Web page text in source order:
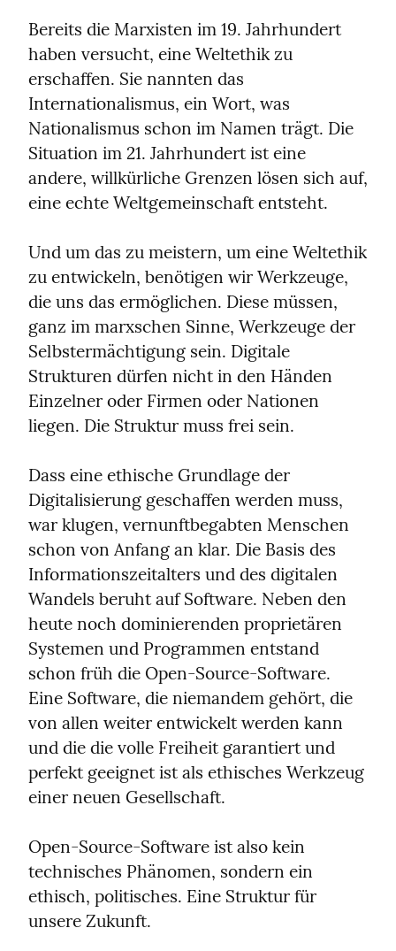
Bereits die Marxisten im 19. Jahrhundert
haben versucht, eine Weltethik zu
erschaffen. Sie nannten das
Internationalismus, ein Wort, was
Nationalismus schon im Namen trägt. Die
Situation im 21. Jahrhundert ist eine
andere, willkürliche Grenzen lösen sich auf,
eine echte Weltgemeinschaft entsteht.
Und um das zu meistern, um eine Weltethik
zu entwickeln, benötigen wir Werkzeuge,
die uns das ermöglichen. Diese müssen,
ganz im marxschen Sinne, Werkzeuge der
Selbstermächtigung sein. Digitale
Strukturen dürfen nicht in den Händen
Einzelner oder Firmen oder Nationen
liegen. Die Struktur muss frei sein.
Dass eine ethische Grundlage der
Digitalisierung geschaffen werden muss,
war klugen, vernunftbegabten Menschen
schon von Anfang an klar. Die Basis des
Informationszeitalters und des digitalen
Wandels beruht auf Software. Neben den
heute noch dominierenden proprietären
Systemen und Programmen entstand
schon früh die Open-Source-Software.
Eine Software, die niemandem gehört, die
von allen weiter entwickelt werden kann
und die die volle Freiheit garantiert und
perfekt geeignet ist als ethisches Werkzeug
einer neuen Gesellschaft.
Open-Source-Software ist also kein
technisches Phänomen, sondern ein
ethisch, politisches. Eine Struktur für
unsere Zukunft.